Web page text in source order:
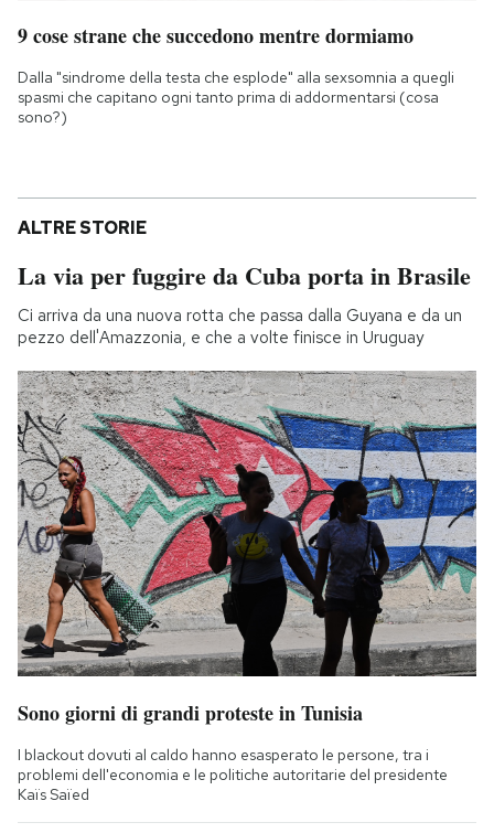
9 cose strane che succedono mentre dormiamo
Dalla "sindrome della testa che esplode" alla sexsomnia a quegli
spasmi che capitano ogni tanto prima di addormentarsi (cosa
sono?)
ALTRE STORIE
La via per fuggire da Cuba porta in Brasile
Ci arriva da una nuova rotta che passa dalla Guyana e da un
pezzo dell'Amazzonia, e che a volte finisce in Uruguay
Sono giorni di grandi proteste in Tunisia
I blackout dovuti al caldo hanno esasperato le persone, tra i
problemi dell'economia e le politiche autoritarie del presidente
Kaïs Saïed